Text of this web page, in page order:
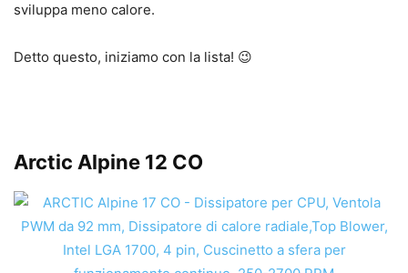
sviluppa meno calore.
Detto questo, iniziamo con la lista! 😉
Arctic Alpine 12 CO